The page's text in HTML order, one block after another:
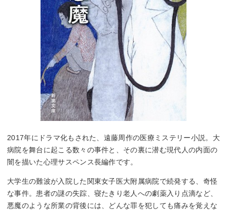
2017年にドラマ化もされた、遠藤周作の医療ミステリー小説。大
病院を舞台に起こる数々の事件と、その裏に潜む現代人の内面の
闇を描いた心理サスペンス長編作です。
大学生の難波が入院した関東女子医大附属病院で続発する、奇怪
な事件。患者の謎の失踪、寝たきり老人への劇薬入り点滴など、
悪魔のような所業の背後には、どんな罪を犯しても痛みを覚えな